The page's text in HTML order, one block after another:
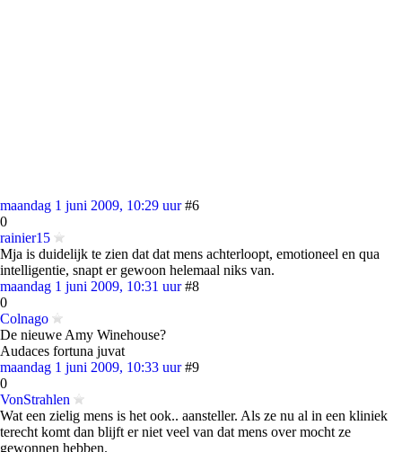
maandag 1 juni 2009, 10:29 uur #6
0
rainier15
Mja is duidelijk te zien dat dat mens achterloopt, emotioneel en qua
intelligentie, snapt er gewoon helemaal niks van.
maandag 1 juni 2009, 10:31 uur #8
0
Colnago
De nieuwe Amy Winehouse?
Audaces fortuna juvat
maandag 1 juni 2009, 10:33 uur #9
0
VonStrahlen
Wat een zielig mens is het ook.. aansteller. Als ze nu al in een kliniek
terecht komt dan blijft er niet veel van dat mens over mocht ze
gewonnen hebben.